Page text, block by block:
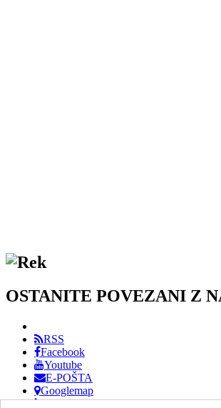
OSTANITE POVEZANI Z
RSS
Facebook
Youtube
E-POŠTA
Googlemap
Phone